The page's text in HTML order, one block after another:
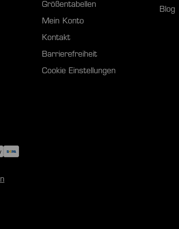
Größentabellen
Mein Konto
Kontakt
Barrierefreiheit
Cookie Einstellungen
Blog